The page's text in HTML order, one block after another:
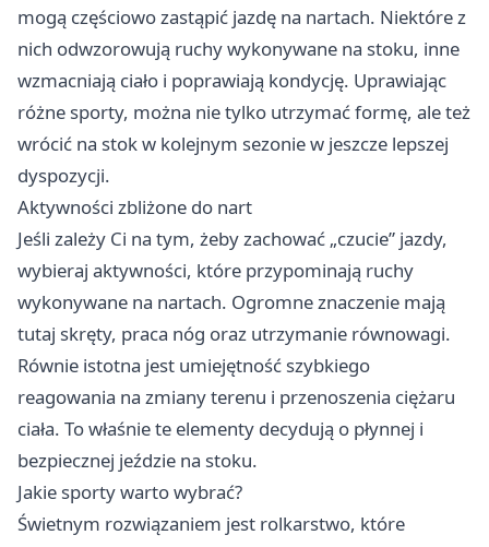
mogą częściowo zastąpić jazdę na nartach. Niektóre z
nich odwzorowują ruchy wykonywane na stoku, inne
wzmacniają ciało i poprawiają kondycję. Uprawiając
różne sporty, można nie tylko utrzymać formę, ale też
wrócić na stok w kolejnym sezonie w jeszcze lepszej
dyspozycji.
Aktywności zbliżone do nart
Jeśli zależy Ci na tym, żeby zachować „czucie” jazdy,
wybieraj aktywności, które przypominają ruchy
wykonywane na nartach. Ogromne znaczenie mają
tutaj skręty, praca nóg oraz utrzymanie równowagi.
Równie istotna jest umiejętność szybkiego
reagowania na zmiany terenu i przenoszenia ciężaru
ciała. To właśnie te elementy decydują o płynnej i
bezpiecznej jeździe na stoku.
Jakie sporty warto wybrać?
Świetnym rozwiązaniem jest rolkarstwo, które